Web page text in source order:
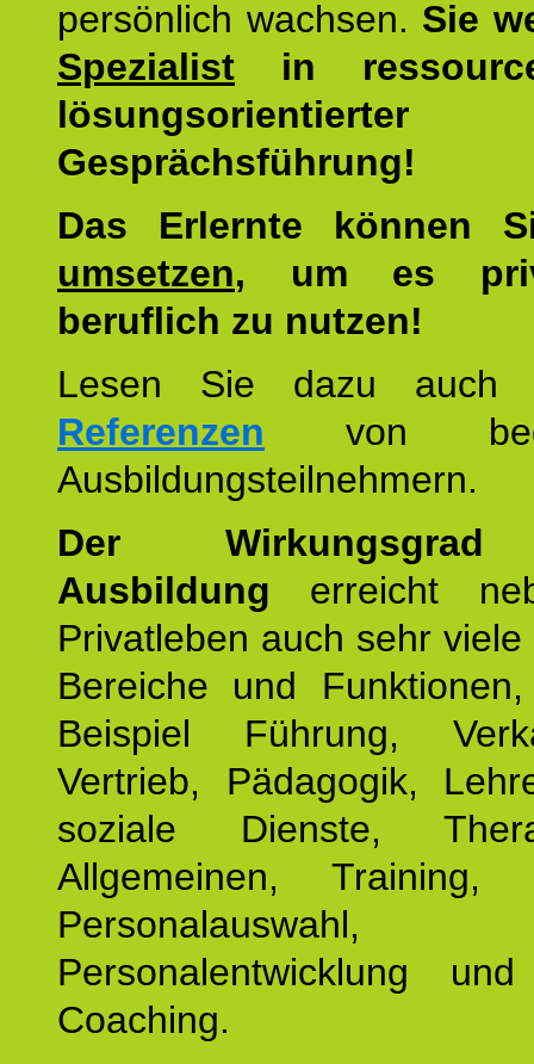
persönlich wachsen. Sie
Spezialist in
lösungsorientierter
Gesprächsführung!
Das Erlernte können
umsetzen, um es
beruflich zu nutzen!
Lesen Sie dazu
Referenzen von
Ausbildungsteilnehmern.
Der
Ausbildung erreicht
Privatleben auch sehr
Bereiche und
Beispiel Führung,
Vertrieb, Pädagogik,
soziale Dienste,
Allgemeinen, Training,
Personalauswahl,
Personalentwicklung
Coaching.